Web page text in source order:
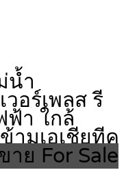
น้ำ
อร์เพลส รี
ฟ้า ใกล้
ามเอเชียทีค
าย For Sale